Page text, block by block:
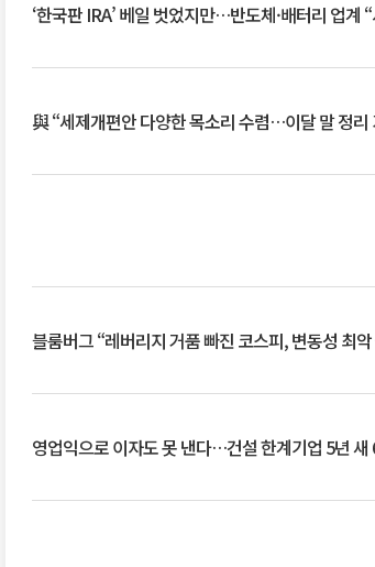
‘한국판 IRA’ 베일 벗었지만…반도체·배터리 업계
與 “세제개편안 다양한 목소리 수렴…이달 말 정리
블룸버그 “레버리지 거품 빠진 코스피, 변동성 최
영업익으로 이자도 못 낸다…건설 한계기업 5년